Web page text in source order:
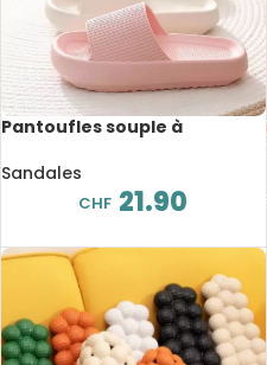
Pantoufles souple à
EVA, antidérapantes
Sandales
CHF 21.90